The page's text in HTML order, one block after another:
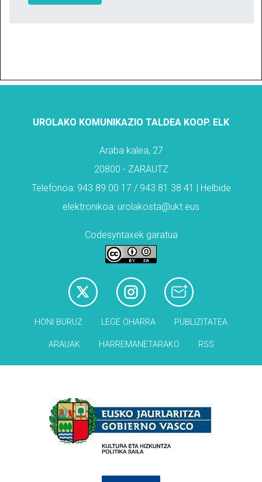
UROLAKO KOMUNIKAZIO TALDEA KOOP. ELK
Araba kalea, 27
20800 - ZARAUTZ
Telefonoa: 943 89 00 17 / 943 81 38 41 | Helbide
elektronikoa: urolakosta@ukt.eus
Codesyntaxek garatua
HONI BURUZ LEGE OHARRA PUBLIZITATEA
ARAUAK HARREMANETARAKO RSS